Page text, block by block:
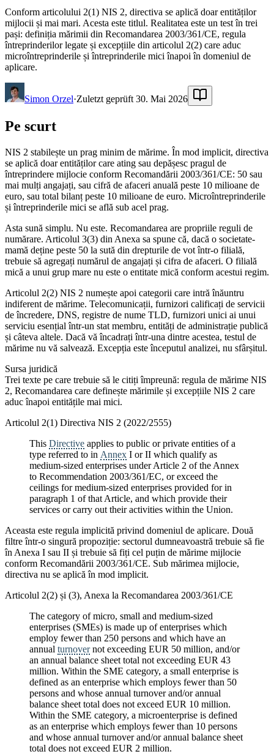
Conform articolului 2(1) NIS 2, directiva se aplică doar entităților
mijlocii și mai mari. Acesta este titlul. Realitatea este un test în trei
pași: definiția mărimii din Recomandarea 2003/361/CE, regula
întreprinderilor legate și excepțiile din articolul 2(2) care aduc
microîntreprinderile și întreprinderile mici înapoi în domeniul de
aplicare.
Simon Orzel·Zuletzt geprüft 30. Mai 2026
Pe scurt
NIS 2 stabilește un prag minim de mărime. În mod implicit, directiva
se aplică doar entităților care ating sau depășesc pragul de
întreprindere mijlocie conform Recomandării 2003/361/CE: 50 sau
mai mulți angajați, sau cifră de afaceri anuală peste 10 milioane de
euro, sau total bilanț peste 10 milioane de euro. Microîntreprinderile
și întreprinderile mici se află sub acel prag.
Asta sună simplu. Nu este. Recomandarea are propriile reguli de
numărare. Articolul 3(3) din Anexa sa spune că, dacă o societate-
mamă deține peste 50 la sută din drepturile de vot într-o filială,
trebuie să agregați numărul de angajați și cifra de afaceri. O filială
mică a unui grup mare nu este o entitate mică conform acestui regim.
Articolul 2(2) NIS 2 numește apoi categorii care intră înăuntru
indiferent de mărime. Telecomunicații, furnizori calificați de servicii
de încredere, DNS, registre de nume TLD, furnizori unici ai unui
serviciu esențial într-un stat membru, entități de administrație publică
și câteva altele. Dacă vă încadrați într-una dintre acestea, testul de
mărime nu vă salvează. Excepția este începutul analizei, nu sfârșitul.
Sursa juridică
Trei texte pe care trebuie să le citiți împreună: regula de mărime NIS
2, Recomandarea care definește mărimile și excepțiile NIS 2 care
aduc înapoi entitățile mai mici.
Articolul 2(1) Directiva NIS 2 (2022/2555)
This Directive applies to public or private entities of a
type referred to in Annex I or II which qualify as
medium-sized enterprises under Article 2 of the Annex
to Recommendation 2003/361/EC, or exceed the
ceilings for medium-sized enterprises provided for in
paragraph 1 of that Article, and which provide their
services or carry out their activities within the Union.
Aceasta este regula implicită privind domeniul de aplicare. Două
filtre într-o singură propoziție: sectorul dumneavoastră trebuie să fie
în Anexa I sau II și trebuie să fiți cel puțin de mărime mijlocie
conform Recomandării 2003/361/CE. Sub mărimea mijlocie,
directiva nu se aplică în mod implicit.
Articolul 2(2) și (3), Anexa la Recomandarea 2003/361/CE
The category of micro, small and medium-sized
enterprises (SMEs) is made up of enterprises which
employ fewer than 250 persons and which have an
annual turnovernot exceeding EUR 50 million, and/or
an annual balance sheet total not exceeding EUR 43
million. Within the SME category, a small enterprise is
defined as an enterprise which employs fewer than 50
persons and whose annual turnover and/or annual
balance sheet total does not exceed EUR 10 million.
Within the SME category, a microenterprise is defined
as an enterprise which employs fewer than 10 persons
and whose annual turnover and/or annual balance sheet
total does not exceed EUR 2 million.